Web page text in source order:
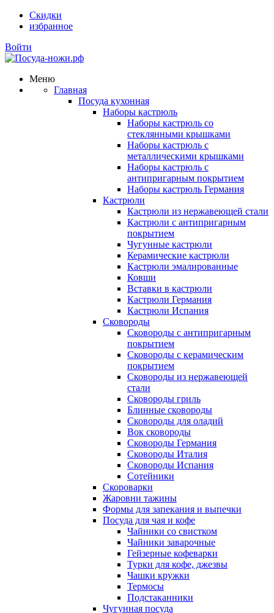
Скидки
избранное
Войти
Меню
Главная
Посуда кухонная
Наборы кастрюль
Наборы кастрюль со
стеклянными крышками
Наборы кастрюль с
металлическими крышками
Наборы кастрюль с
антипригарным покрытием
Наборы кастрюль Германия
Кастрюли
Кастрюли из нержавеющей стали
Кастрюли с антипригарным
покрытием
Чугунные кастрюли
Керамические кастрюли
Кастрюли эмалированные
Ковши
Вставки в кастрюли
Кастрюли Германия
Кастрюли Испания
Сковороды
Сковороды с антипригарным
покрытием
Сковороды с керамическим
покрытием
Сковороды из нержавеющей
стали
Сковороды гриль
Блинные сковороды
Сковороды для оладий
Вок сковороды
Сковороды Германия
Сковороды Италия
Сковороды Испания
Сотейники
Скороварки
Жаровни тажины
Формы для запекания и выпечки
Посуда для чая и кофе
Чайники со свистком
Чайники заварочные
Гейзерные кофеварки
Турки для кофе, джезвы
Чашки кружки
Термосы
Подстаканники
Чугунная посуда